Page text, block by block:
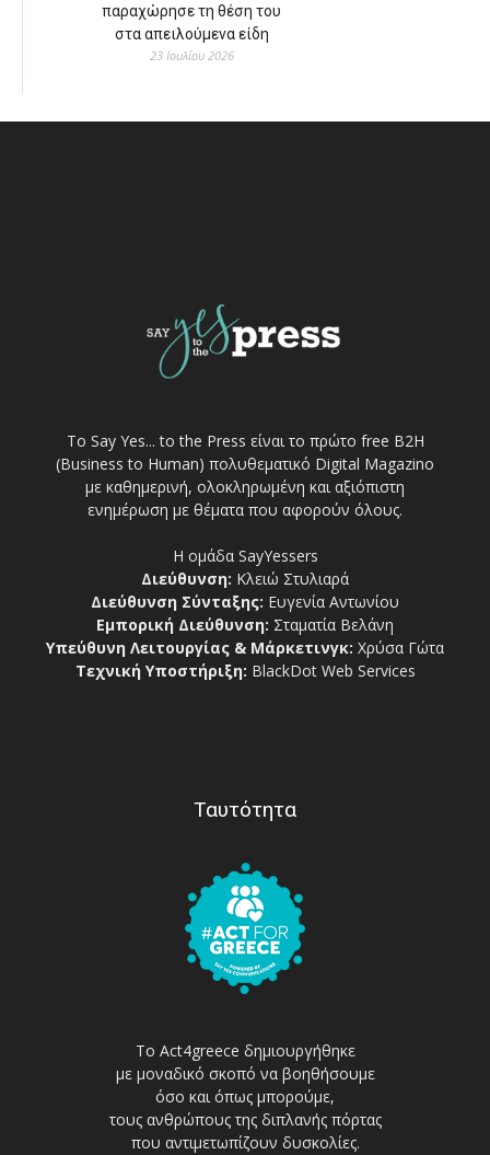
παραχώρησε τη θέση του
στα απειλούμενα είδη
23 Ιουλίου 2026
Το Say Yes... to the Press είναι το πρώτο free Β2Η
(Business to Human) πολυθεματικό Digital Magazino
με καθημερινή, ολοκληρωμένη και αξιόπιστη
ενημέρωση με θέματα που αφορούν όλους.
Η ομάδα SayYessers
Διεύθυνση: Κλειώ Στυλιαρά
Διεύθυνση Σύνταξης: Ευγενία Αντωνίου
Εμπορική Διεύθυνση: Σταματία Βελάνη
Υπεύθυνη Λειτουργίας & Μάρκετινγκ: Χρύσα Γώτα
Τεχνική Υποστήριξη: BlackDot Web Services
Ταυτότητα
Το Act4greece δημιουργήθηκε
με μοναδικό σκοπό να βοηθήσουμε
όσο και όπως μπορούμε,
τους ανθρώπους της διπλανής πόρτας
που αντιμετωπίζουν δυσκολίες.